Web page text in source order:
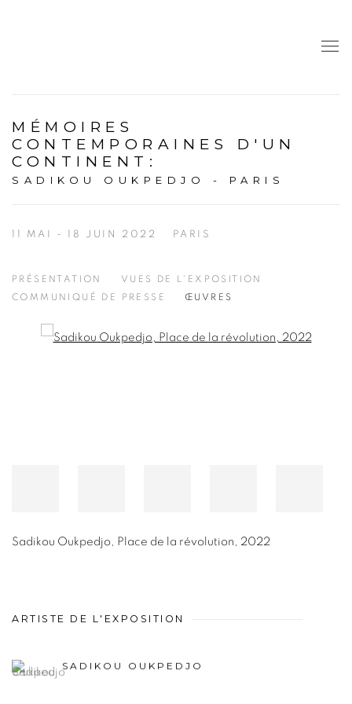
MÉMOIRES
CONTEMPORAINES D'UN
CONTINENT :
SADIKOU OUKPEDJO - PARIS
11 MAI - 18 JUIN 2022 PARIS
PRÉSENTATION
VUES DE L'EXPOSITION
COMMUNIQUÉ DE PRESSE
ŒUVRES
Open a larger version of the following image in a popup:
Sadikou Oukpedjo Place de la révolution 2022
ARTISTE DE L'EXPOSITION
SADIKOU OUKPEDJO